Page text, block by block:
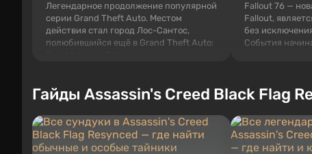
Легендарное продолжение популярной
серии Grand Theft Auto. Местом
действия стал город Лос-Сантос,
полюбившийся ещё в Grand Theft Auto:
которыми вы сможете переключаться в
любое время. Жанр и...
Fallout 76 —
Fallout,
без
События
как на
Место
Гайды Assassin's Creed Black Flag